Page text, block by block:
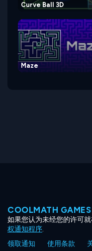
Curve Ball 3D
Maze
COOLMATH
如果您认为未经您的许可
权通知程序.
领取通知
使用条款